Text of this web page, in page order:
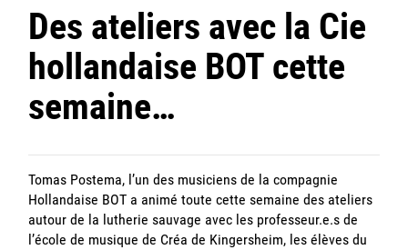
Des ateliers avec la Cie
hollandaise BOT cette
semaine…
Tomas Postema, l’un des musiciens de la compagnie
Hollandaise BOT a animé toute cette semaine des ateliers
autour de la lutherie sauvage avec les professeur.e.s de
l’école de musique de Créa de Kingersheim, les élèves du